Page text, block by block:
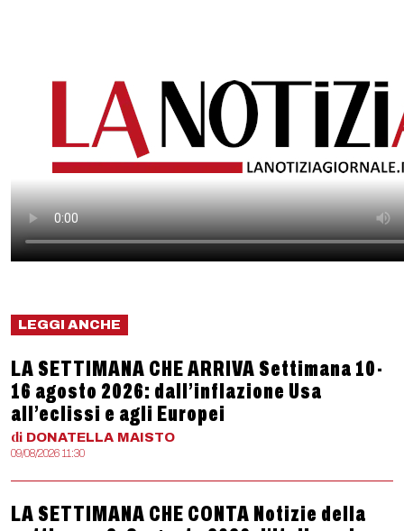
LEGGI ANCHE
LA SETTIMANA CHE ARRIVA Settimana 10-
16 agosto 2026: dall’inflazione Usa
all’eclissi e agli Europei
di DONATELLA MAISTO
09/08/2026 11:30
LA SETTIMANA CHE CONTA Notizie della